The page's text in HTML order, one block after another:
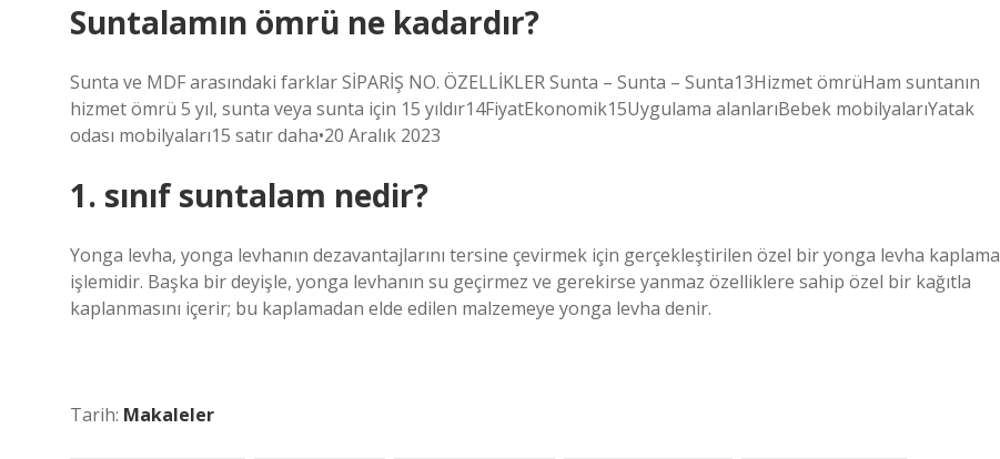
Suntalamın ömrü ne kadardır?
Sunta ve MDF arasındaki farklar SİPARİŞ NO. ÖZELLİKLER Sunta – Sunta – Sunta13Hizmet ömrüHam suntanın
hizmet ömrü 5 yıl, sunta veya sunta için 15 yıldır14FiyatEkonomik15Uygulama alanlarıBebek mobilyalarıYatak
odası mobilyaları15 satır daha•20 Aralık 2023
1. sınıf suntalam nedir?
Yonga levha, yonga levhanın dezavantajlarını tersine çevirmek için gerçekleştirilen özel bir yonga levha kaplama
işlemidir. Başka bir deyişle, yonga levhanın su geçirmez ve gerekirse yanmaz özelliklere sahip özel bir kağıtla
kaplanmasını içerir; bu kaplamadan elde edilen malzemeye yonga levha denir.
Tarih: Makaleler